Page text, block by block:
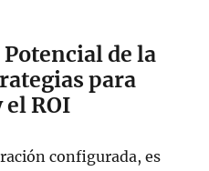
de la
para
el ROI
configurada, es